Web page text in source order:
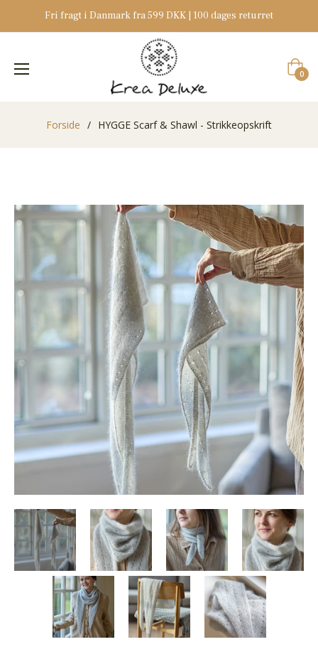
Fri fragt i Danmark fra 599 DKK | 100 dages returret
0
Forside / HYGGE Scarf & Shawl - Strikkeopskrift